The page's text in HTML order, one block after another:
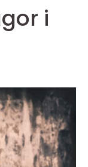
i